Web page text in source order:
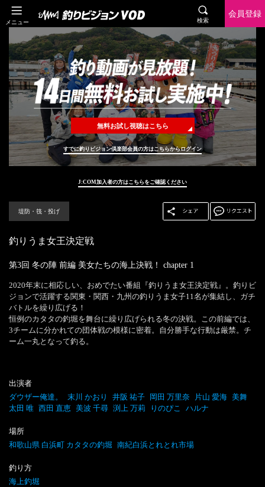
メニュー 検索
会員登録
無料お試し視聴はこちら
すでに釣りビジョン倶楽部会員の方はこちらからログイン
J:COM加入者の方はこちらをご確認ください
堤防・筏・投げ
釣りうま女王決定戦
第3回 冬の陣 前編 美女たちの海上決戦！ chapter 1
2020年末に相応しい、おめでたい番組『釣りうま女王決定戦』。釣りビ
ジョンで活躍する関東・関西・九州の釣りうま女子11名が集結し、ガチ
バトルを繰り広げる！
恒例のカタタの釣堀を舞台に繰り広げられる冬の決戦。この前編では、
3チームに分かれての団体戦の模様に密着。自分勝手な行動は厳禁。チ
ーム一丸となって釣る。
出演者
ダウザー俺達。
末川 かおり 井阪 祐子 岡田 万里奈 片山 愛海 美舞
太田 唯 西田 直恵 美波 千尋 渕上 万莉 りのぴこ ハルナ
場所
和歌山県 白浜町 カタタの釣堀 南紀白浜とれとれ市場
釣り方
海上釣堀